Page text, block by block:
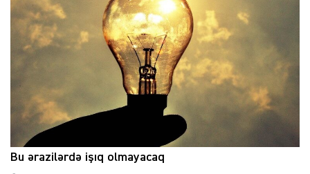
Bu ərazilərdə işıq olmayacaq